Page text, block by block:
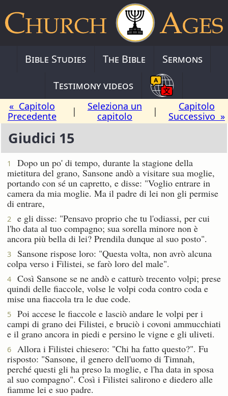
Bible Studies The Bible
Sermons
Testimony videos
« Capitolo
Precedente
|
Seleziona un
capitolo
|
Capitolo
Successivo »
Giudici 15
1
Dopo un po' di tempo, durante la stagione della
mietitura del grano, Sansone andò a visitare sua moglie,
portando con sé un capretto, e disse: "Voglio entrare in
camera da mia moglie. Ma il padre di lei non gli permise
di entrare,
2
e gli disse: "Pensavo proprio che tu l'odiassi, per cui
l'ho data al tuo compagno; sua sorella minore non è
ancora più bella di lei? Prendila dunque al suo posto".
3
Sansone rispose loro: "Questa volta, non avrò alcuna
colpa verso i Filistei, se farò loro del male".
4
Così Sansone se ne andò e catturò trecento volpi; prese
quindi delle fiaccole, volse le volpi coda contro coda e
mise una fiaccola tra le due code.
5
Poi accese le fiaccole e lasciò andare le volpi per i
campi di grano dei Filistei, e bruciò i covoni ammucchiati
e il grano ancora in piedi e persino le vigne e gli uliveti.
6
Allora i Filistei chiesero: "Chi ha fatto questo?". Fu
risposto: "Sansone, il genero dell'uomo di Timnah,
perché questi gli ha preso la moglie, e l'ha data in sposa
al suo compagno". Così i Filistei salirono e diedero alle
fiamme lei e suo padre.